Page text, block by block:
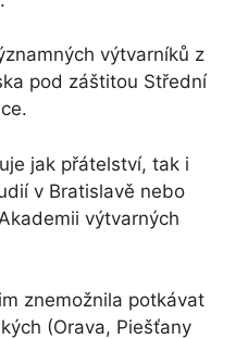
výtvarníků z
pod záštitou Střední
jak přátelství, tak i
v Bratislavě nebo
výtvarných
znemožnila potkávat
(Orava, Piešťany